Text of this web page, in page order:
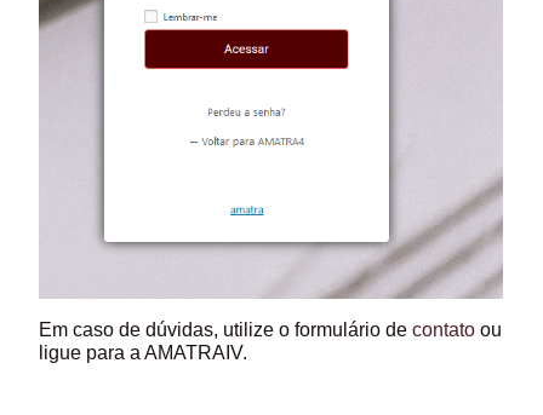
Em caso de dúvidas, utilize o formulário decontato ou
ligue para a AMATRAIV.